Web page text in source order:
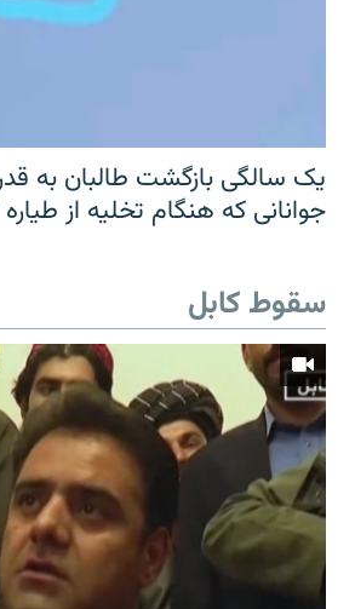
یک سالگی بازگشت طالبان به
جوانانی که هنگام تخلیه از
سقوط کابل